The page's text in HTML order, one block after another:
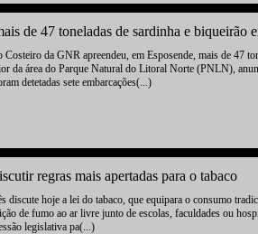
de 47 toneladas de sardinha e biqueirão
da GNR apreendeu, em Esposende, mais de 47
da área do Parque Natural do Litoral Norte (PNLN),
detetadas sete embarcações(...)
regras mais apertadas para o tabaco
discute hoje a lei do tabaco, que equipara o consumo
de fumo ao ar livre junto de escolas, faculdades ou
legislativa pa(...)